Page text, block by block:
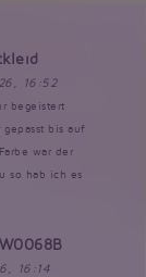
16:52
begeistert
bis auf
war der
so hab ich es
16:14